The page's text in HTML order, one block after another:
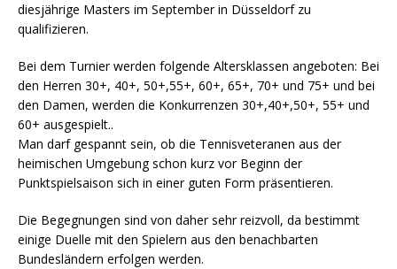
diesjährige Masters im September in Düsseldorf zu
qualifizieren.
Bei dem Turnier werden folgende Altersklassen angeboten: Bei
den Herren 30+, 40+, 50+,55+, 60+, 65+, 70+ und 75+ und bei
den Damen, werden die Konkurrenzen 30+,40+,50+, 55+ und
60+ ausgespielt..
Man darf gespannt sein, ob die Tennisveteranen aus der
heimischen Umgebung schon kurz vor Beginn der
Punktspielsaison sich in einer guten Form präsentieren.
Die Begegnungen sind von daher sehr reizvoll, da bestimmt
einige Duelle mit den Spielern aus den benachbarten
Bundesländern erfolgen werden.